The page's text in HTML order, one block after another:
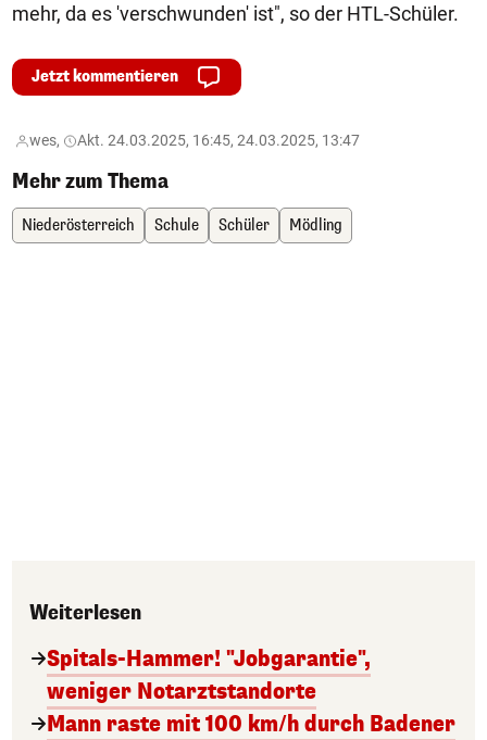
mehr, da es 'verschwunden' ist", so der HTL-Schüler.
Jetzt kommentieren
wes, Akt. 24.03.2025, 16:45, 24.03.2025, 13:47
Mehr zum Thema
Niederösterreich Schule Schüler Mödling
Weiterlesen
Spitals-Hammer! "Jobgarantie",
weniger Notarztstandorte
Mann raste mit 100 km/h durch Badener